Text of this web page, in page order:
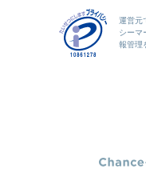
運営元
シーマ
報管理